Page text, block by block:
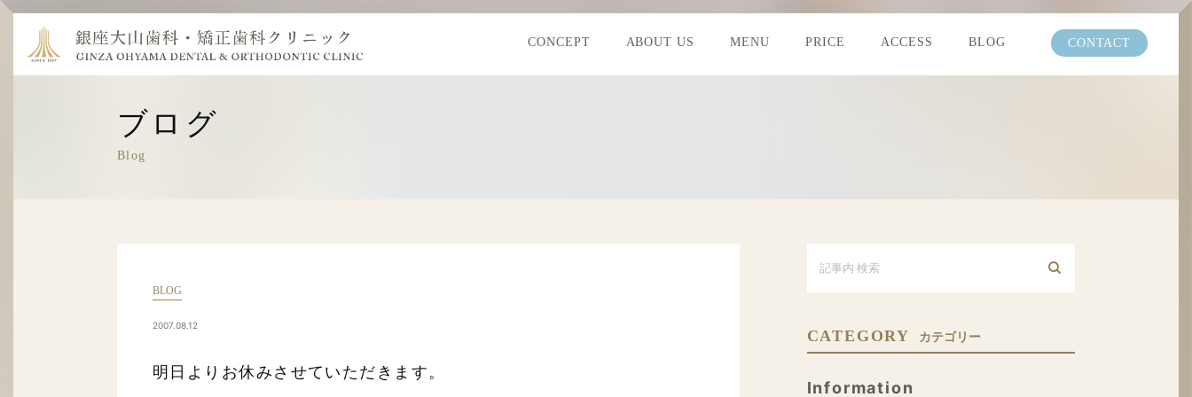
CONCEPT ABOUT US MENU PRICE ACCESS BLOG CONTACT
ブログ
Blog
BLOG
2007.08.12
明日よりお休みさせていただきます。
CATEGORY カテゴリー
Information